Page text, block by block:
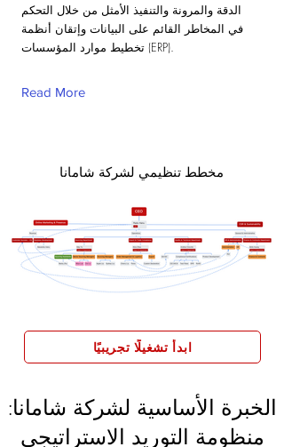
الدقة والمرونة والتنفيذ الأمثل من خلال التحكم
في المخاطر القائم على البيانات وإتقان أنظمة
تخطيط موارد المؤسسات (ERP).
Read More
مخطط تنظيمي لشركة شامانا
ابدأ تشغيلًا تجريبيًا
الخبرة الأساسية لشركة شامانا:
منظومة التوريد الاستراتيجي